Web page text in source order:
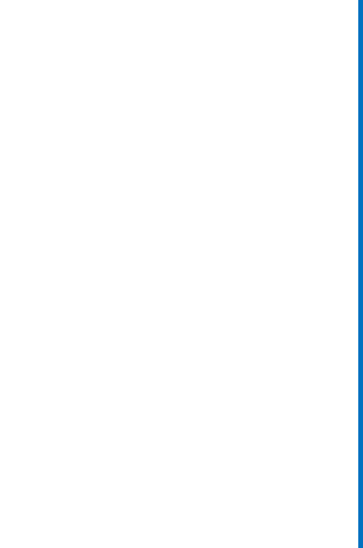
口データが販売農家のみ
ため、数値なし。 大仙